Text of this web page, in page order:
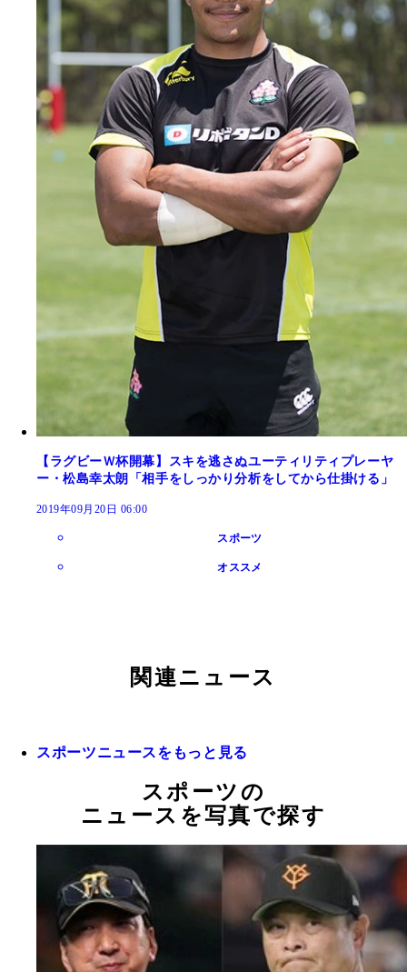
【ラグビーＷ杯開幕】スキを逃さぬユーティリティプレーヤ
ー・松島幸太朗「相手をしっかり分析をしてから仕掛ける」
2019年09月20日 06:00
スポーツ
オススメ
関連ニュース
スポーツニュースをもっと見る
スポーツの
ニュースを写真で探す